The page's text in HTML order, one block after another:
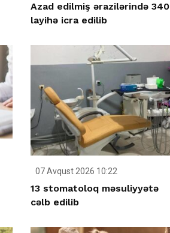
Azad edilmiş ərazilərində 340
layihə icra edilib
07 Avqust 2026 10:22
13 stomatoloq məsuliyyətə
cəlb edilib